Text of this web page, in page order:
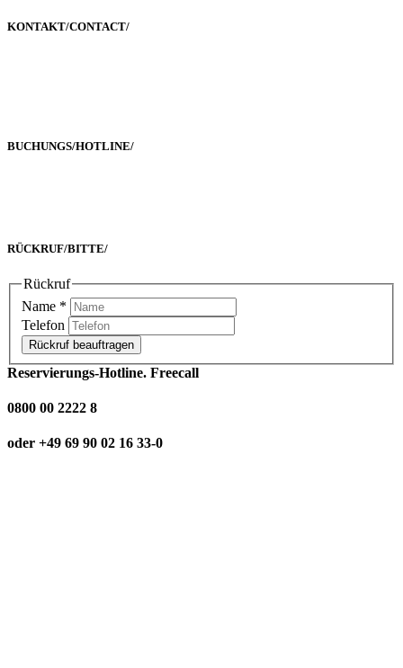
KONTAKT/CONTACT/
BUCHUNGS/HOTLINE/
RÜCKRUF/BITTE/
Rückruf
Name *
Telefon
Rückruf beauftragen
Reservierungs-Hotline. Freecall
0800 00 2222 8
oder +49 69 90 02 16 33-0